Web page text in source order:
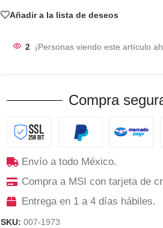
Añadir a la lista de deseos
2 ¡Personas viendo este artículo
Compra
Envío a todo México.
Compra a MSI con tarjeta de
Entrega en 1 a 4 días hábiles.
SKU: 007-1973